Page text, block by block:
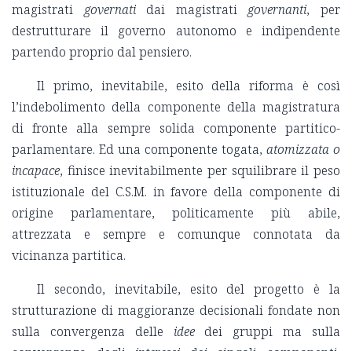
magistrati governatidai magistratigovernanti, per
destrutturare il governo autonomo e indipendente
partendo proprio dal pensiero.
Il primo, inevitabile, esito della riforma è così
l’indebolimento della componente della magistratura
di fronte alla sempre solida componente partitico-
parlamentare. Ed una componente togata, atomizzata o
incapace, finisce inevitabilmente per squilibrare il peso
istituzionale del C.S.M. in favore della componente di
origine parlamentare, politicamente più abile,
attrezzata e sempre e comunque connotata da
vicinanza partitica.
Il secondo, inevitabile, esito del progetto è la
strutturazione di maggioranze decisionali fondate non
sulla convergenza delle idee dei gruppi ma sulla